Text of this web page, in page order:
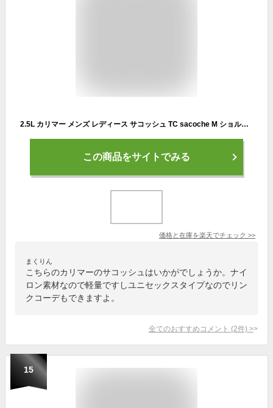
2.5L カリマー メンズ レディース サコッシュ TC sacoche M ショルダー バッグ 斜めがけバッグ 斜めがけ 小さめ 軽量 ナイロン アウトドア 登山 送料無料 karrimor 501065
この商品をサイトでみる
価格と在庫を楽天でチェック >>
まくりん
こちらのカリマーのサコッシュはいかがでしょうか。ナイ
ロン素材なので軽量ですしユニセックスタイプなのでリン
クコーデもできますよ。
全てのおすすめコメント (2件) >
15